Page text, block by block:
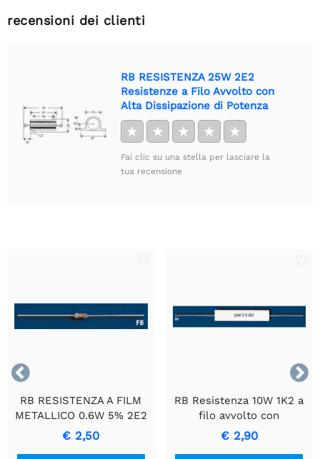
recensioni dei clienti
RB RESISTENZA 25W 2E2
Resistenze a Filo Avvolto con
Alta Dissipazione di Potenza
★ ★ ★ ★ ★
Fai clic su una stella per lasciare la
tua recensione


RB RESISTENZA A FILM
METALLICO 0.6W 5% 2E2
- Resistenza di Precisione
Durevole
€ 2,50
RB Resistenza 10W 1K2 a
filo avvolto con
rivestimento in ceramica
€ 2,90